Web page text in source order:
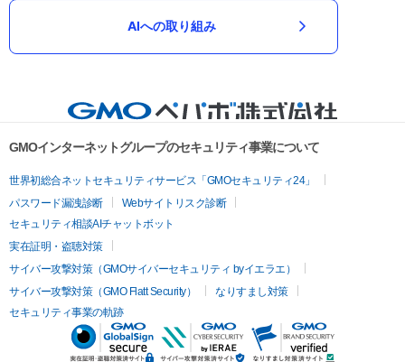
AIへの取り組み
GMOインターネットグループのセキュリティ事業について
世界初総合ネットセキュリティサービス「GMOセキュリティ24」
パスワード漏洩診断
Webサイトリスク診断
セキュリティ相談AIチャットボット
実在証明・盗聴対策
サイバー攻撃対策（GMOサイバーセキュリティ byイエラエ）
サイバー攻撃対策（GMO Flatt Security）
なりすまし対策
セキュリティ事業の軌跡